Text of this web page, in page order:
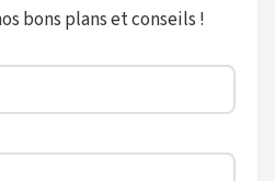
bons plans et conseils !